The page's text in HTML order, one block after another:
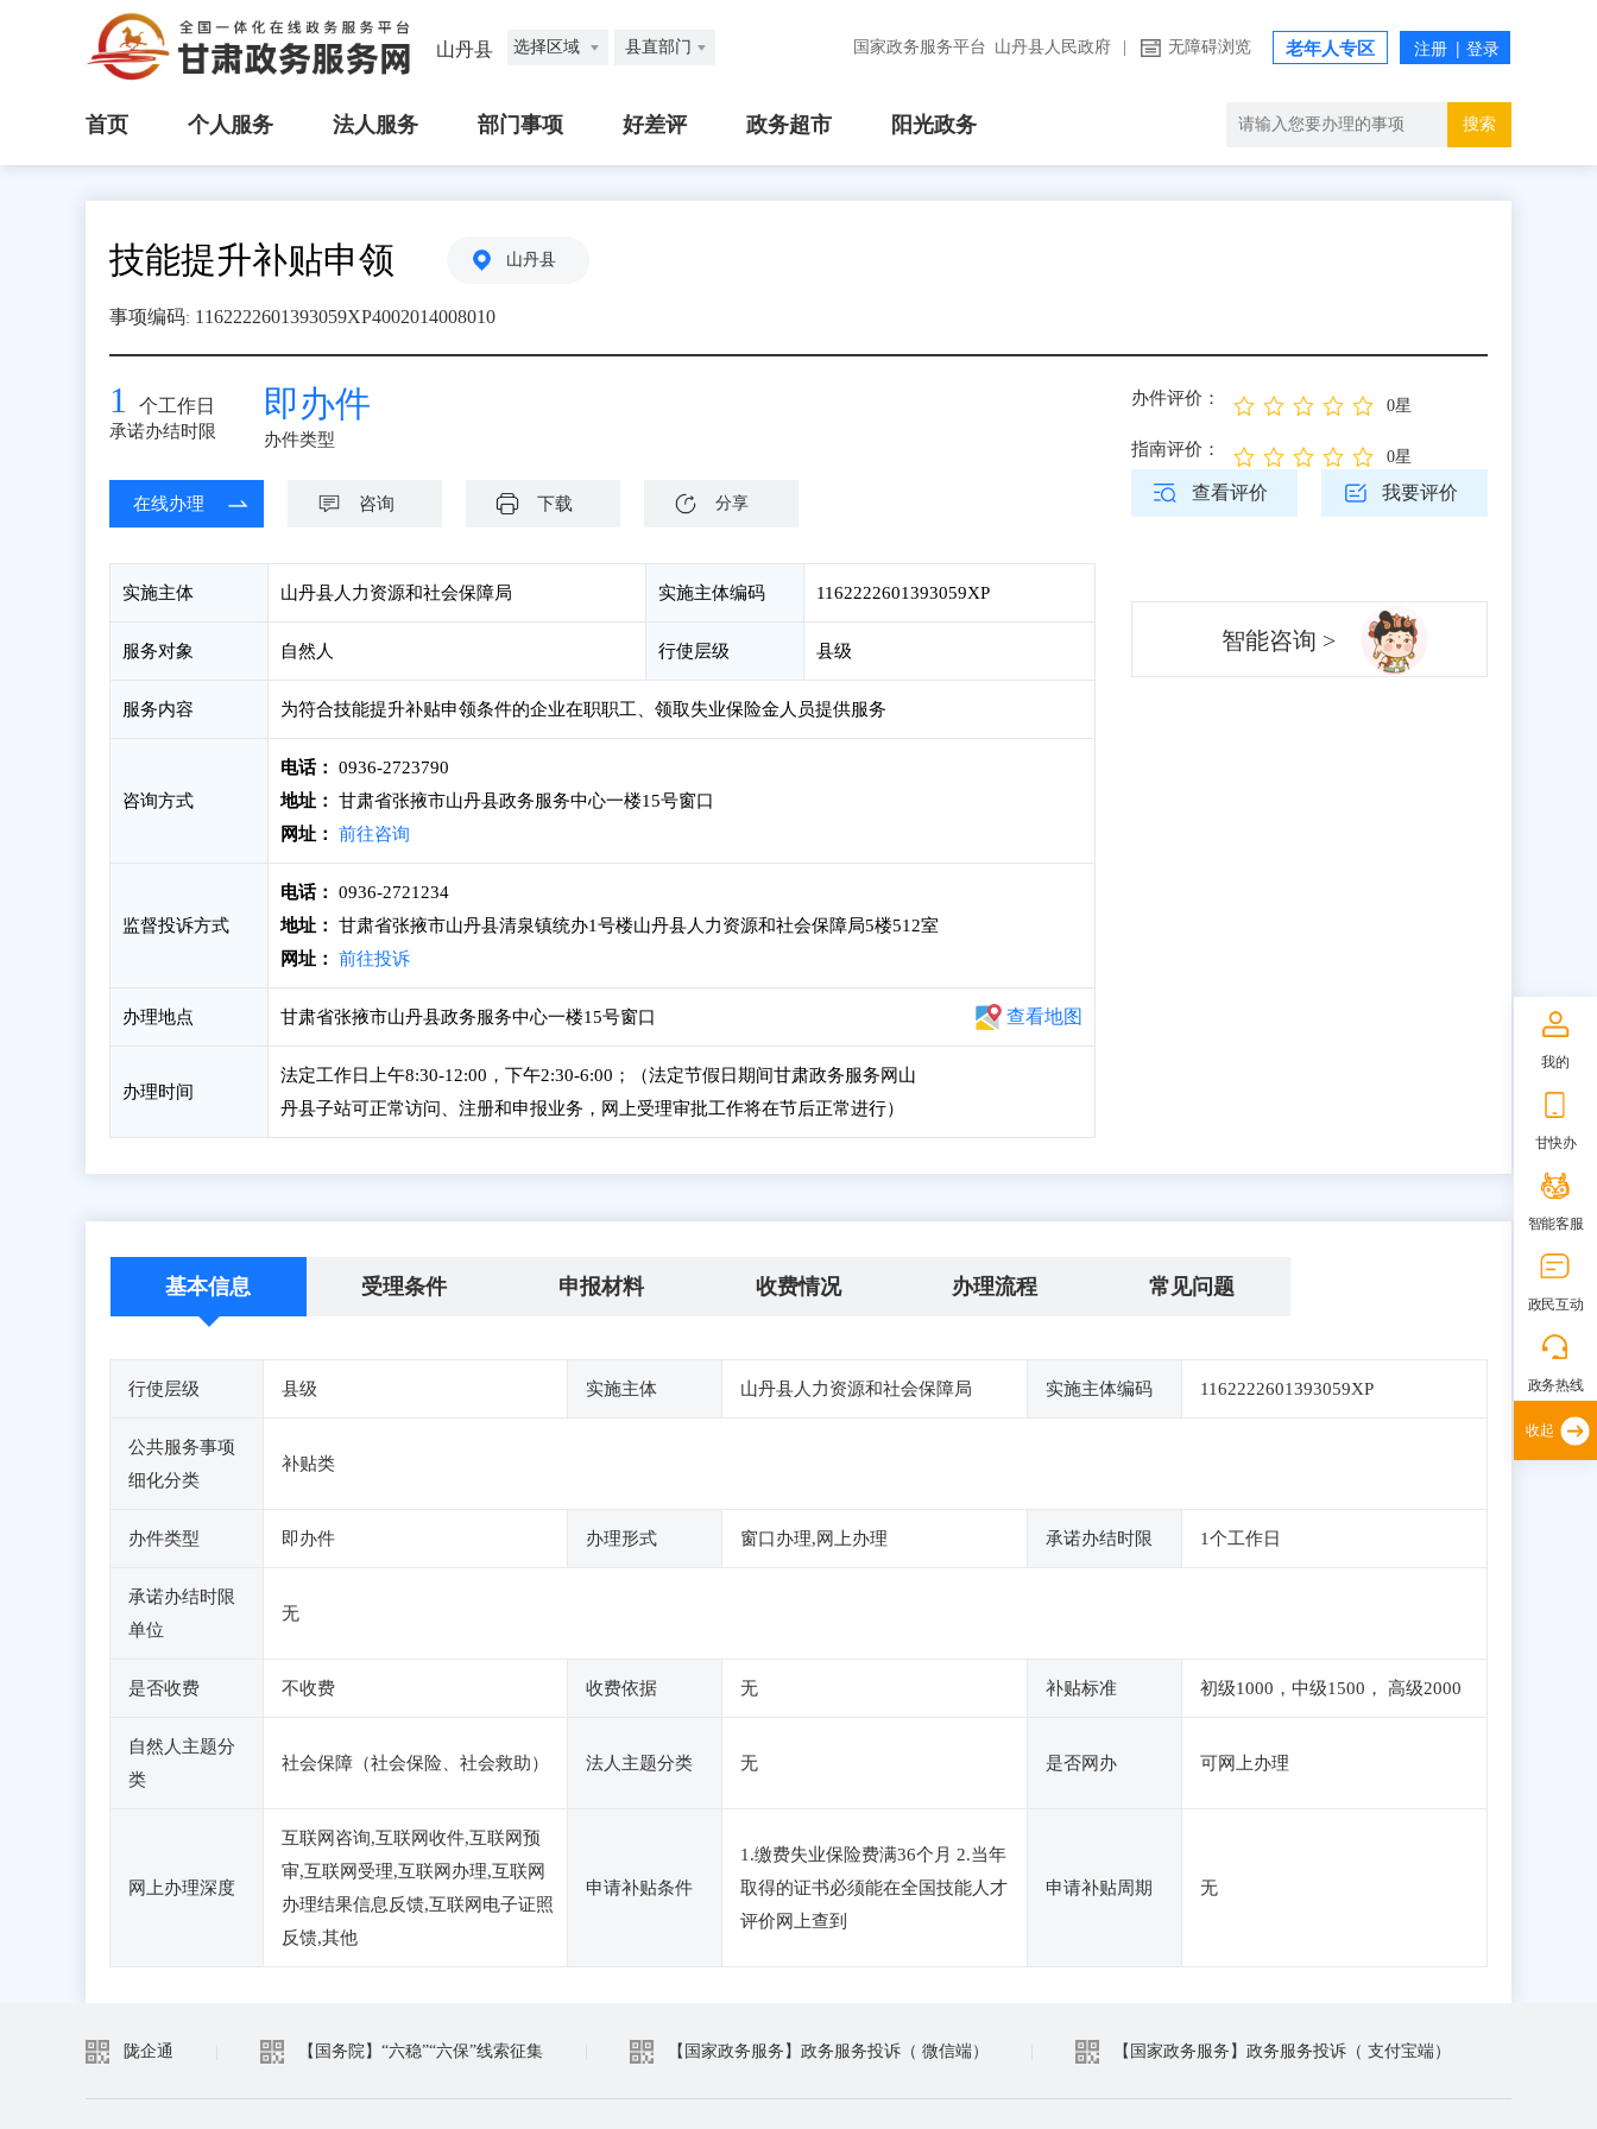
山丹县 选择区域 县直部门 国家政务服务平台 山丹县人民政府 无障碍浏览 老年人专区
首页 个人服务 法人服务 部门事项 好差评 政务超市 阳光政务 搜索
技能提升补贴申领 山丹县
事项编码: 1162222601393059XP4002014008010
1 个工作日
承诺办结时限
即办件
办件类型
在线办理 咨询 下载 分享
办件评价： 0星
指南评价： 0星
查看评价 我要评价
实施主体 山丹县人力资源和社会保障局 实施主体编码 1162222601393059XP
服务对象 自然人 行使层级 县级
服务内容 为符合技能提升补贴申领条件的企业在职职工、领取失业保险金人员提供服务
咨询方式
电话：
0936-2723790
地址：
甘肃省张掖市山丹县政务服务中心一楼15号窗口
网址：
前往咨询
监督投诉方式
电话：
0936-2721234
地址：
甘肃省张掖市山丹县清泉镇统办1号楼山丹县人力资源和社会保障局5楼512室
网址：
前往投诉
办理地点 甘肃省张掖市山丹县政务服务中心一楼15号窗口 查看地图
办理时间
法定工作日上午8:30-12:00，下午2:30-6:00；（法定节假日期间甘肃政务服务网山
丹县子站可正常访问、注册和申报业务，网上受理审批工作将在节后正常进行）
智能咨询 >
基本信息 受理条件 申报材料 收费情况 办理流程 常见问题
行使层级 县级 实施主体 山丹县人力资源和社会保障局 实施主体编码 1162222601393059XP
公共服务事项
细化分类
补贴类
办件类型 即办件 办理形式 窗口办理,网上办理 承诺办结时限 1个工作日
承诺办结时限
单位
无
是否收费 不收费 收费依据 无 补贴标准 初级1000，中级1500， 高级2000
自然人主题分
类
社会保障（社会保险、社会救助） 法人主题分类 无 是否网办 可网上办理
网上办理深度
互联网咨询,互联网收件,互联网预
审,互联网受理,互联网办理,互联网
办理结果信息反馈,互联网电子证照
反馈,其他
申请补贴条件
1.缴费失业保险费满36个月 2.当年
取得的证书必须能在全国技能人才
评价网上查到
申请补贴周期 无
陇企通 【国务院】“六稳”“六保”线索征集 【国家政务服务】政务服务投诉（ 微信端） 【国家政务服务】政务服务投诉（ 支付宝端）
我的
甘快办
智能客服
政民互动
政务热线
收起